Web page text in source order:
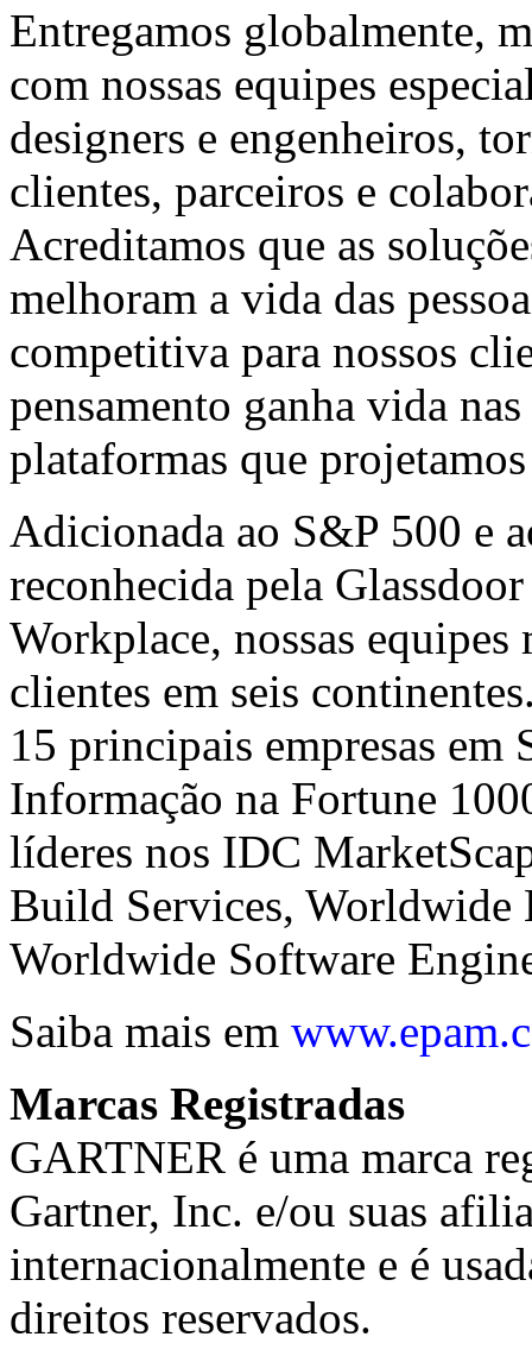
Entregamos globalmente,
com nossas equipes
designers e engenheiros,
clientes, parceiros e
Acreditamos que as
melhoram a vida das
competitiva para nossos
pensamento ganha vida
plataformas que
Adicionada ao S&P 500 e
reconhecida pela
Workplace, nossas
clientes em seis
15 principais empresas em
Informação na Fortune
líderes nos IDC
Build Services, Worldwide
Worldwide Software
Saiba mais em
Marcas Registradas
GARTNER é uma marca
Gartner, Inc. e/ou suas
internacionalmente e é
direitos reservados.